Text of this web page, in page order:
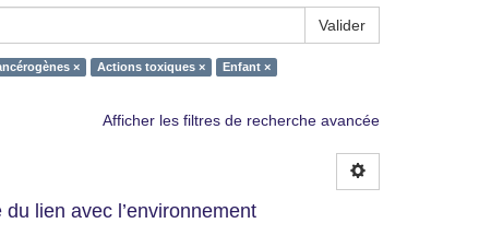
Valider
× Actions toxiques ×
Enfant ×
Afficher les filtres de recherche avancée
lien avec l’environnement